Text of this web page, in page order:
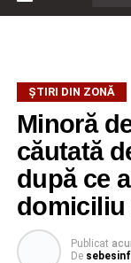
ȘTIRI DIN ZONĂ
Minoră
căutată
după ce
domiciliu
Publicat
De